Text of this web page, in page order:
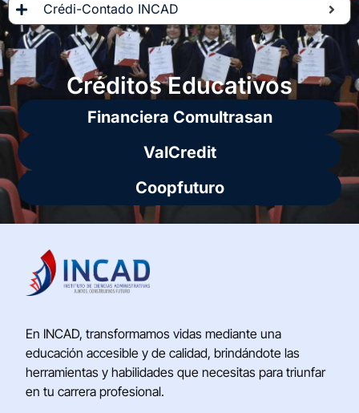
Crédi-Contado INCAD
Créditos Educativos
Financiera Comultrasan
ValCredit
Coopfuturo
En INCAD, transformamos vidas mediante una
educación accesible y de calidad, brindándote las
herramientas y habilidades que necesitas para triunfar
en tu carrera profesional.